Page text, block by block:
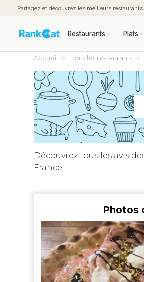
Partagez et découvrez les meilleurs
Restaurants Plats
Accueil Tous les restaurants
Découvrez tous les avis
France.
Photos